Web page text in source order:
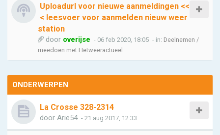
Uploadurl voor nieuwe aanmeldingen <<
< leesvoer voor aanmelden nieuw weer
station
door overijse - 06 feb 2020, 18:05 - in: Deelnemen /
meedoen met Hetweeractueel
ONDERWERPEN
La Crosse 328-2314
door Arie54 - 21 aug 2017, 12:33